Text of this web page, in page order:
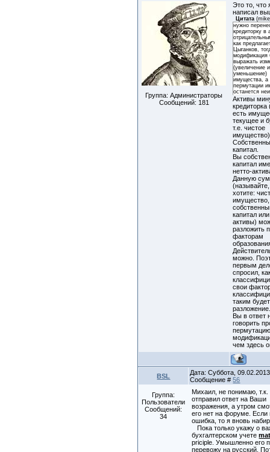
Группа: Администраторы
Сообщений: 181
Это то, что
написал
Цитата (
нужно
кредиторку в
как
Цыганков,
модификация
выражать
(увеличение
уменьшение)
имущества, а
пермутации
останется
Активы
кредиторка
есть
текущее и
т.е. чистое
капитал.
Вы
капитал
нетто-
Данную
(называйте,
хотите:
имущество,
капитал
активы)
разложить
факторам
можно.
первым
спросил,
свои
таким
Вы в ответ
говорить
чем здесь
BSL
Дата: Суббота,
Сообщение #56
Группа:
Пользователи
Сообщений:
34
Михаил, не понимаю, т.к.
отправил ответ на Ваши
возражения, а утром
его нет на форуме. Если
ошибка, то я вновь
Пока только укажу о
бухгалтерском учете
priciple. Умышленно его
перевожу на русский.